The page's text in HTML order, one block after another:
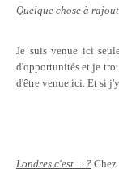
Quelque chose à
Je suis venue ici
d'opportunités et je
d'être venue ici. Et si
Londres c'est …?